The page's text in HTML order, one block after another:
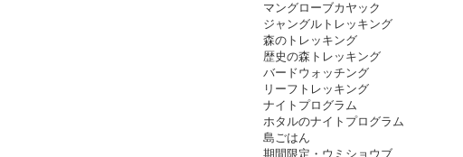
マングローブカヤック
ジャングルトレッキング
森のトレッキング
歴史の森トレッキング
バードウォッチング
リーフトレッキング
ナイト プログラム
​ホタルのナイトプログラム
島ごはん
期間限定・ウミショウブ